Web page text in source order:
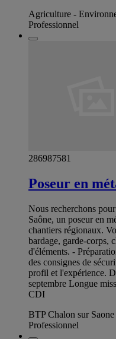
Agriculture -
Professionnel
286987581
Poseur en
Nous recherchons
Saône, un poseur en
chantiers régionaux.
bardage, garde-corps,
d'éléments. -
des consignes de
profil et l'expérience.
septembre Longue
CDI
BTP Chalon sur
Professionnel